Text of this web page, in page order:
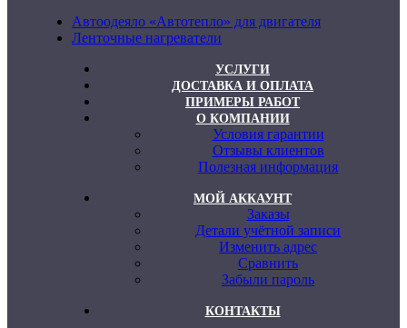
Автоодеяло «Автотепло» для двигателя
Ленточные нагреватели
УСЛУГИ
ДОСТАВКА И ОПЛАТА
ПРИМЕРЫ РАБОТ
О КОМПАНИИ
Условия гарантии
Отзывы клиентов
Полезная информация
МОЙ АККАУНТ
Заказы
Детали учётной записи
Изменить адрес
Сравнить
Забыли пароль
КОНТАКТЫ